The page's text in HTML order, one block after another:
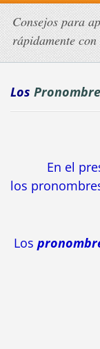
Consejos para
rápidamente
Los
En el
los
Los